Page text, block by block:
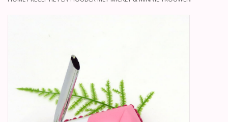
Geboorte, Doop en